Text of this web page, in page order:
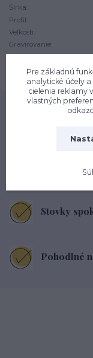
Šírka:
Profil:
Veľkosti:
Gravírovanie:
Váha:
Na trhu od
Stovky
Pohodlné
Pre základnú
analytické účely
cielenia reklamy
vlastných